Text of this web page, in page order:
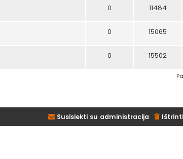
0 11484
0 15065
0 15502
Susisiekti su administracija